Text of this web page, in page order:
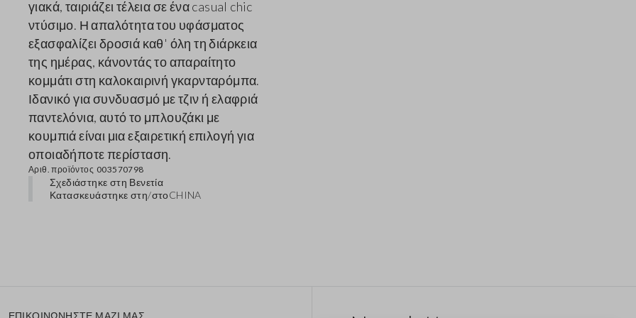
γιακά, ταιριάζει τέλεια σε ένα casual chic
ντύσιμο. Η απαλότητα του υφάσματος
εξασφαλίζει δροσιά καθ' όλη τη διάρκεια
της ημέρας, κάνοντάς το απαραίτητο
κομμάτι στη καλοκαιρινή γκαρνταρόμπα.
Ιδανικό για συνδυασμό με τζιν ή ελαφριά
παντελόνια, αυτό το μπλουζάκι με
κουμπιά είναι μια εξαιρετική επιλογή για
οποιαδήποτε περίσταση.
Αριθ. προϊόντος 003570798
Σχεδιάστηκε στη Βενετία
Κατασκευάστηκε στη/στοCHINA
ΕΠΙΚΟΙΝΩΝΗΣΤΕ ΜΑΖΙ ΜΑΣ